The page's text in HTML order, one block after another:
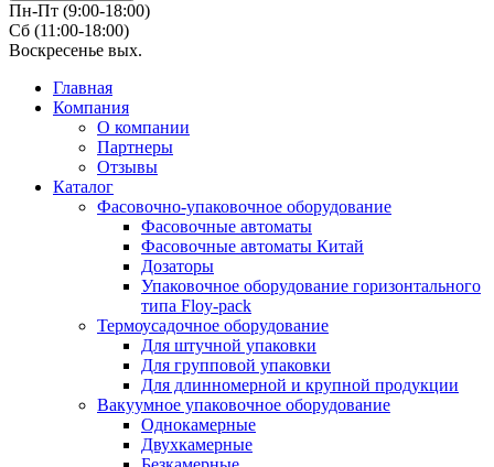
Пн-Пт (9:00-18:00)
Сб (11:00-18:00)
Воскресенье вых.
Главная
Компания
О компании
Партнеры
Отзывы
Каталог
Фасовочно-упаковочное оборудование
Фасовочные автоматы
Фасовочные автоматы Китай
Дозаторы
Упаковочное оборудование горизонтального
типа Floy-pack
Термоусадочное оборудование
Для штучной упаковки
Для групповой упаковки
Для длинномерной и крупной продукции
Вакуумное упаковочное оборудование
Однокамерные
Двухкамерные